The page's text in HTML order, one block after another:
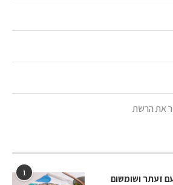
את הרשת
1
זעתר ושומשום